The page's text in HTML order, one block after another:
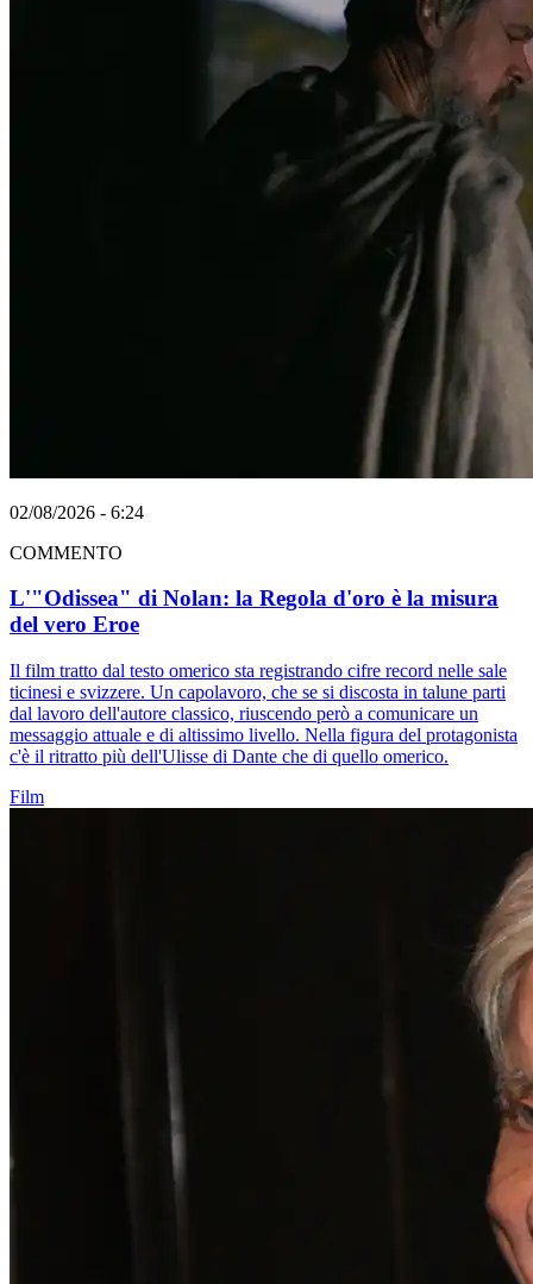
02/08/2026 - 6:24
COMMENTO
L'"Odissea" di Nolan: la Regola d'oro è la misura
del vero Eroe
Il film tratto dal testo omerico sta registrando cifre record nelle sale
ticinesi e svizzere. Un capolavoro, che se si discosta in talune parti
dal lavoro dell'autore classico, riuscendo però a comunicare un
messaggio attuale e di altissimo livello. Nella figura del protagonista
c'è il ritratto più dell'Ulisse di Dante che di quello omerico.
Film